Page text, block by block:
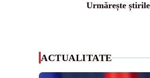
Urmărește
ACTUALITATE